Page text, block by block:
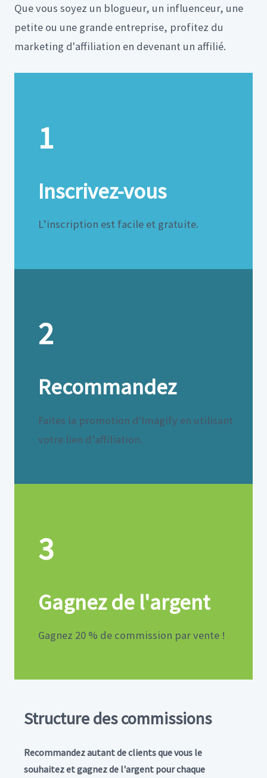
Que vous soyez un blogueur, un influenceur, une
petite ou une grande entreprise, profitez du
marketing d'affiliation en devenant un affilié.
1
Inscrivez-vous
L’inscription est facile et gratuite.
2
Recommandez
Faites la promotion d'Imagify en utilisant
votre lien d’affiliation.
3
Gagnez de l'argent
Gagnez 20 % de commission par vente !
Structure des commissions
Recommandez autant de clients que vous le
souhaitez et gagnez de l'argent pour chaque